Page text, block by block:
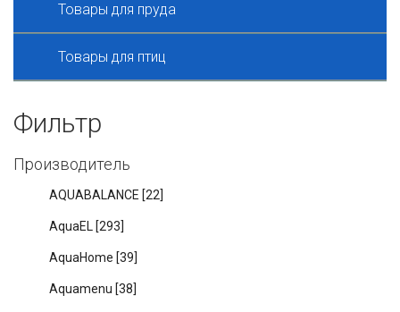
Товары для пруда
Товары для птиц
Фильтр
Производитель
AQUABALANCE [22]
AquaEL [293]
AquaHome [39]
Aquamenu [38]